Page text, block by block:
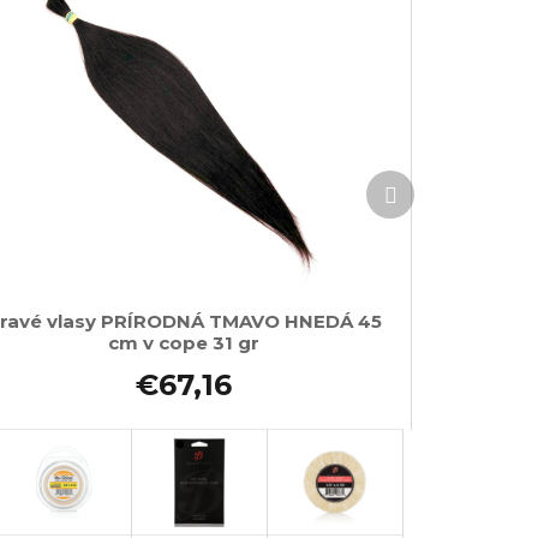
vlasy PRÍRODNÁ TMAVO HNEDÁ 45
cm v cope 31 gr
€67,16
Ďalší
produkt